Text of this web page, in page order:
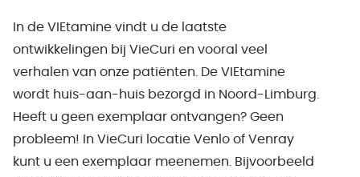
In de VIEtamine vindt u de laatste
ontwikkelingen bij VieCuri en vooral veel
verhalen van onze patiënten. De VIEtamine
wordt huis-aan-huis bezorgd in Noord-Limburg.
Heeft u geen exemplaar ontvangen? Geen
probleem! In VieCuri locatie Venlo of Venray
kunt u een exemplaar meenemen. Bijvoorbeeld